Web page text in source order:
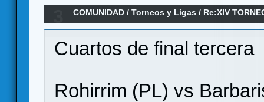
COMUNIDAD /Torneos y Ligas / Re:XIV
ANILLO/ Cuartos de final
Cuartos de final tercera
Rohirrim (PL) vs